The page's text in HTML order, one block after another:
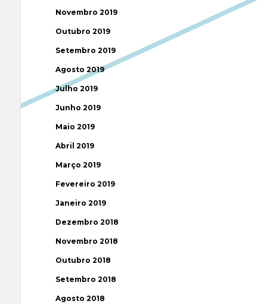
Novembro 2019
Outubro 2019
Setembro 2019
Agosto 2019
Julho 2019
Junho 2019
Maio 2019
Abril 2019
Março 2019
Fevereiro 2019
Janeiro 2019
Dezembro 2018
Novembro 2018
Outubro 2018
Setembro 2018
Agosto 2018